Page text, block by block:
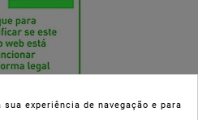
experiência de navegação e para